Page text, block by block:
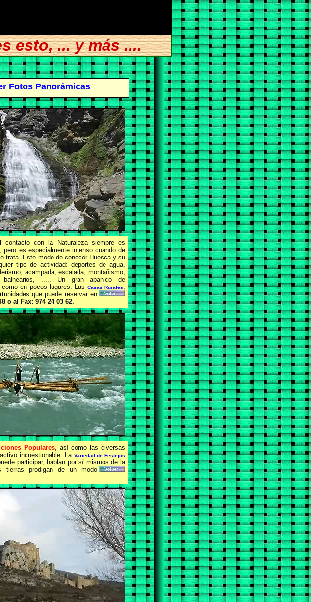
esto, ... y más ....
Fotos Panorámicas
contacto con la Naturaleza siempre es
pero es especialmente intenso cuando de
trata. Este modo de conocer Huesca y su
tipo de actividad: deportes de agua,
acampada, escalada, montañismo,
balnearios, ..... Un gran abanico de
en pocos lugares. Las Casas Rurales,
que puede reservar en
o al Fax: 974 24 03 62.
Populares, así como las diversas
incuestionable. La Variedad de Festejos
participar, hablan por sí mismos de la
tierras prodigan de un modo